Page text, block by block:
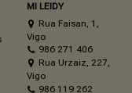
MI LEIDY
Rua Faisan, 1,
Vigo
986 271 406
Rua Urzaiz, 227,
Vigo
986 119 262